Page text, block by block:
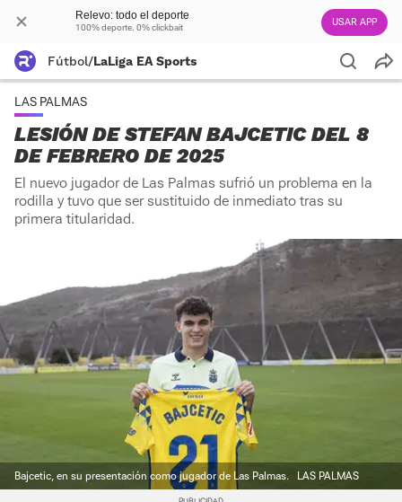
Relevo: todo el deporte
100% deporte. 0% clickbait USAR APP
Fútbol/LaLiga EA Sports
LAS PALMAS
LESIÓN DE STEFAN BAJCETIC DEL 8
DE FEBRERO DE 2025
El nuevo jugador de Las Palmas sufrió un problema en la
rodilla y tuvo que ser sustituido de inmediato tras su
primera titularidad.
Bajcetic, en su presentación como jugador de Las Palmas. LAS PALMAS